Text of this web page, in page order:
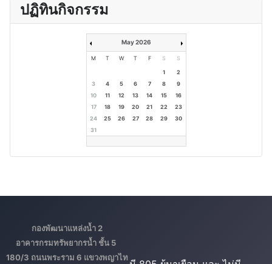
ปฏิทินกิจกรรม
May 2026
M T W T F S S
1
2
3
4 5 6 7 8
9
10
11 12 13 14 15
16
17
18 19 20 21 22
23
24
25 26 27 28 29
30
31
กองพัฒนาแหล่งน้ำ 2
อาคารกรมทรัพยากรน้ำ ชั้น 5
180/3 ถนนพระราม 6 แขวงพญาไท